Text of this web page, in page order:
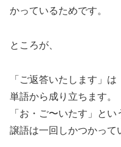
かっているためです。
ところが、
「ご返答いたします」
単語から成り立ちます。
「お・ご〜いたす」と
譲語は一回しかつかって